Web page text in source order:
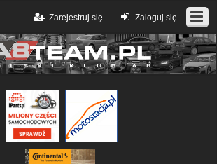
Zaloguj się
Zarejestruj się